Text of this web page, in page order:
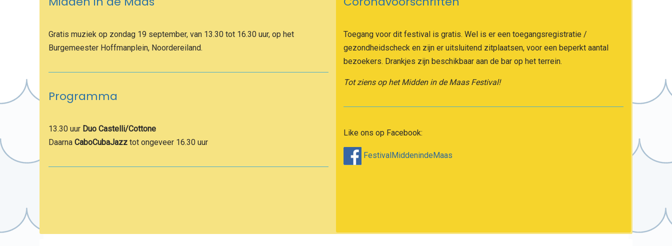
Gratis muziek op zondag 19 september, van 13.30 tot 16.30 uur, op het
Burgemeester Hoffmanplein, Noordereiland.
Programma
13.30 uur Duo Castelli/Cottone
Daarna CaboCubaJazz tot ongeveer 16.30 uur
Toegang voor dit festival is gratis. Wel is er een toegangsregistratie /
gezondheidscheck en zijn er uitsluitend zitplaatsen, voor een beperkt aantal
bezoekers. Drankjes zijn beschikbaar aan de bar op het terrein.
Tot ziens op het Midden in de Maas Festival!
Like ons op Facebook:
FestivalMiddenindeMaas